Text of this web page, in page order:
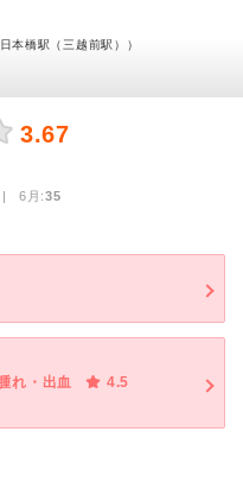
本橋駅（三越前駅））
3.67
6月:35
れ・出血
4.5